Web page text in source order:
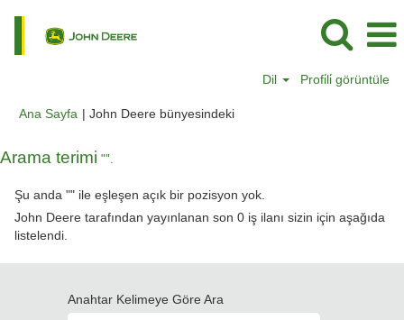
Dil Profi̇li̇ görüntüle
Ana Sayfa | John Deere bünyesindeki(mevcut
Arama terimi "".
Şu anda "" ile eşleşen açık bir pozisyon yok.
John Deere tarafından yayınlanan son 0 iş ilanı sizin için aşağıda
listelendi.
Anahtar Kelimeye Göre Ara